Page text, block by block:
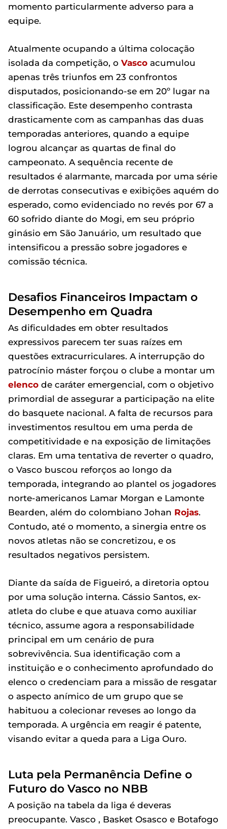
momento particularmente adverso para a
equipe.
Atualmente ocupando a última colocação
isolada da competição, o Vasco acumulou
apenas três triunfos em 23 confrontos
disputados, posicionando-se em 20º lugar na
classificação. Este desempenho contrasta
drasticamente com as campanhas das duas
temporadas anteriores, quando a equipe
logrou alcançar as quartas de final do
campeonato. A sequência recente de
resultados é alarmante, marcada por uma série
de derrotas consecutivas e exibições aquém do
esperado, como evidenciado no revés por 67 a
60 sofrido diante do Mogi, em seu próprio
ginásio em São Januário, um resultado que
intensificou a pressão sobre jogadores e
comissão técnica.
Desafios Financeiros Impactam o
Desempenho em Quadra
As dificuldades em obter resultados
expressivos parecem ter suas raízes em
questões extracurriculares. A interrupção do
patrocínio máster forçou o clube a montar um
elenco de caráter emergencial, com o objetivo
primordial de assegurar a participação na elite
do basquete nacional. A falta de recursos para
investimentos resultou em uma perda de
competitividade e na exposição de limitações
claras. Em uma tentativa de reverter o quadro,
o Vasco buscou reforços ao longo da
temporada, integrando ao plantel os jogadores
norte-americanos Lamar Morgan e Lamonte
Bearden, além do colombiano Johan Rojas.
Contudo, até o momento, a sinergia entre os
novos atletas não se concretizou, e os
resultados negativos persistem.
Diante da saída de Figueiró, a diretoria optou
por uma solução interna. Cássio Santos, ex-
atleta do clube e que atuava como auxiliar
técnico, assume agora a responsabilidade
principal em um cenário de pura
sobrevivência. Sua identificação com a
instituição e o conhecimento aprofundado do
elenco o credenciam para a missão de resgatar
o aspecto anímico de um grupo que se
habituou a colecionar reveses ao longo da
temporada. A urgência em reagir é patente,
visando evitar a queda para a Liga Ouro.
Luta pela Permanência Define o
Futuro do Vasco no NBB
A posição na tabela da liga é deveras
preocupante. Vasco , Basket Osasco e Botafogo